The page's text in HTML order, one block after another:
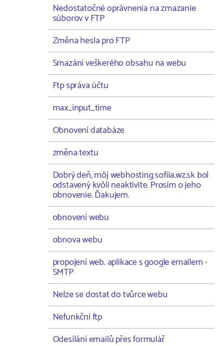
Nedostatočné oprávnenia na zmazanie
súborov v FTP
Změna hesla pro FTP
Smazání veškerého obsahu na webu
Ftp správa účtu
max_input_time
Obnovení databáze
změna textu
Dobrý deň, môj webhosting sofiia.wz.sk bol
odstavený kvôli neaktivite. Prosím o jeho
obnovenie. Ďakujem.
obnovení webu
obnova webu
propojení web. aplikace s google emailem -
SMTP
Nelze se dostat do tvůrce webu
Nefunkční ftp
Odesílání emailů přes formulář